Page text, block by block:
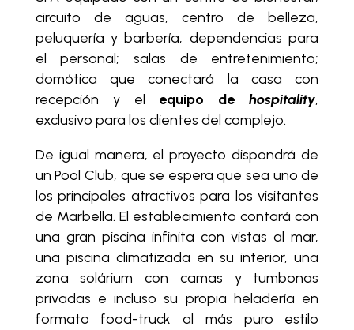
circuito de aguas, centro de belleza,
peluquería y barbería, dependencias para
el personal; salas de entretenimiento;
domótica que conectará la casa con
recepción y el equipo dehospitality,
exclusivo para los clientes del complejo.
De igual manera, el proyecto dispondrá de
un Pool Club, que se espera que sea uno de
los principales atractivos para los visitantes
de Marbella. El establecimiento contará con
una gran piscina infinita con vistas al mar,
una piscina climatizada en su interior, una
zona solárium con camas y tumbonas
privadas e incluso su propia heladería en
formato food-truck al más puro estilo